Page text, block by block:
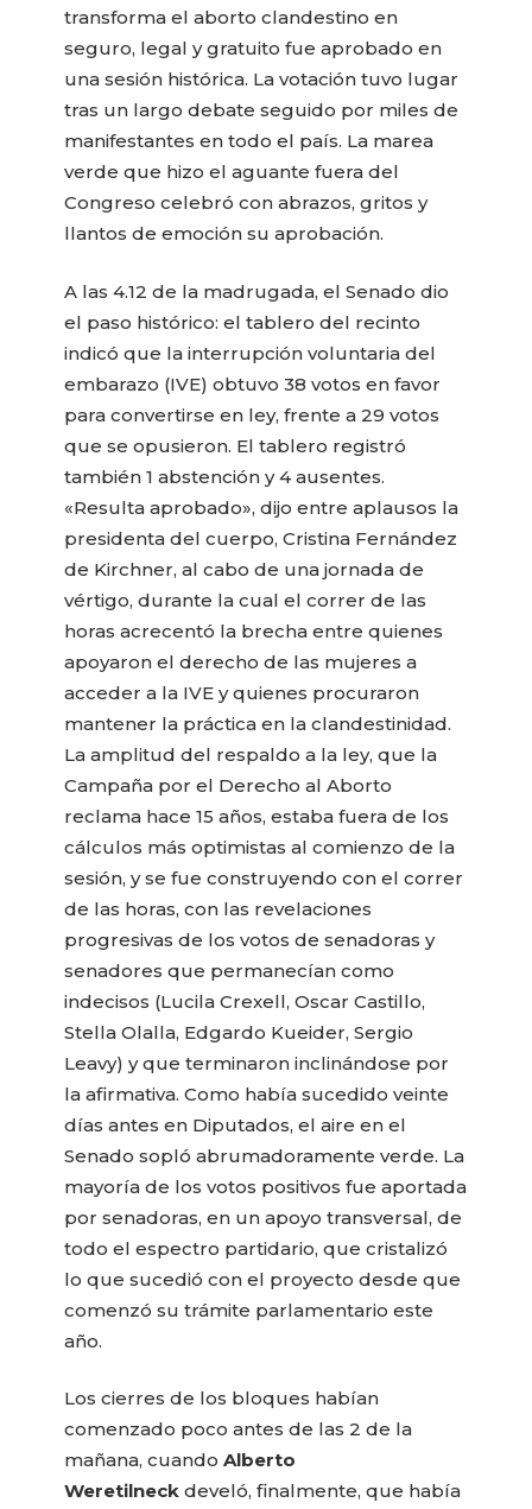
transforma el aborto clandestino en
seguro, legal y gratuito fue aprobado en
una sesión histórica. La votación tuvo lugar
tras un largo debate seguido por miles de
manifestantes en todo el país. La marea
verde que hizo el aguante fuera del
Congreso celebró con abrazos, gritos y
llantos de emoción su aprobación.
A las 4.12 de la madrugada, el Senado dio
el paso histórico: el tablero del recinto
indicó que la interrupción voluntaria del
embarazo (IVE) obtuvo 38 votos en favor
para convertirse en ley, frente a 29 votos
que se opusieron. El tablero registró
también 1 abstención y 4 ausentes.
«Resulta aprobado», dijo entre aplausos la
presidenta del cuerpo, Cristina Fernández
de Kirchner, al cabo de una jornada de
vértigo, durante la cual el correr de las
horas acrecentó la brecha entre quienes
apoyaron el derecho de las mujeres a
acceder a la IVE y quienes procuraron
mantener la práctica en la clandestinidad.
La amplitud del respaldo a la ley, que la
Campaña por el Derecho al Aborto
reclama hace 15 años, estaba fuera de los
cálculos más optimistas al comienzo de la
sesión, y se fue construyendo con el correr
de las horas, con las revelaciones
progresivas de los votos de senadoras y
senadores que permanecían como
indecisos (Lucila Crexell, Oscar Castillo,
Stella Olalla, Edgardo Kueider, Sergio
Leavy) y que terminaron inclinándose por
la afirmativa. Como había sucedido veinte
días antes en Diputados, el aire en el
Senado sopló abrumadoramente verde. La
mayoría de los votos positivos fue aportada
por senadoras, en un apoyo transversal, de
todo el espectro partidario, que cristalizó
lo que sucedió con el proyecto desde que
comenzó su trámite parlamentario este
año.
Los cierres de los bloques habían
comenzado poco antes de las 2 de la
mañana, cuandoAlberto
Weretilneckdeveló, finalmente, que había